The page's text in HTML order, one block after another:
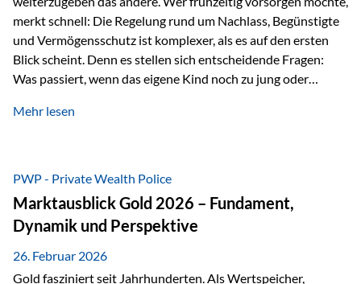
merkt schnell: Die Regelung rund um Nachlass, Begünstigte
und Vermögensschutz ist komplexer, als es auf den ersten
Blick scheint. Denn es stellen sich entscheidende Fragen:
Was passiert, wenn das eigene Kind noch zu jung oder
verwalten? Wie kann verhindert werden, dass Ex-Partner,
unbürokratisch übertragen, ohne ausschließlich auf ein
Testament angewiesen zu sein? Wenn klassische Lösungen
nicht ausreichen Traditionelle Nachlassregelungen stoßen
oft…
Mehr lesen
PWP - Private Wealth Police
Marktausblick Gold 2026 – Fundament,
Dynamik und Perspektive
26. Februar 2026
Gold fasziniert seit Jahrhunderten. Als Wertspeicher,